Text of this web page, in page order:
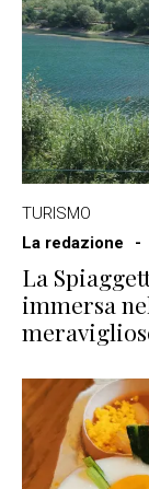
TURISMO
La redazione
La
immersa